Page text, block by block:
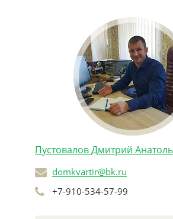
Пустовалов Дмитрий
domkvartir@bk.ru
+7-910-534-57-99